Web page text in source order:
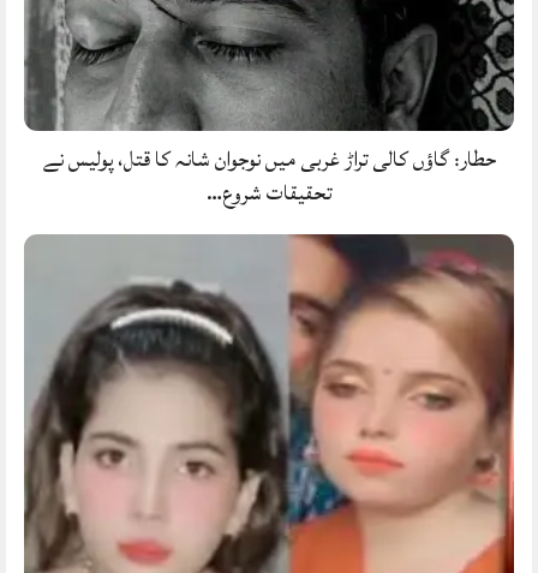
حطار: گاؤں کالی تراڑ غربی میں نوجوان شانہ کا قتل، پولیس نے
تحقیقات شروع…